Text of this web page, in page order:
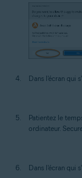
Dans l'écran qui
Patientez le
ordinateur.
Dans l'écran qui